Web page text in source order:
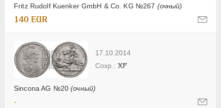
Fritz Rudolf Kuenker GmbH & Co. KG №267 (очный)
140 EUR
17.10.2014
Sincona AG №20(очный)
XF
-